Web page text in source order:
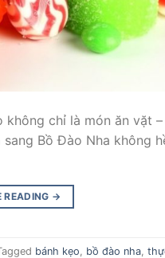
chỉ là món ăn vặt
Bồ Đào Nha không
READING →
bánh kẹo bồ đào nha